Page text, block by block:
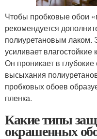
Чтобы пробковые обои
рекомендуется
полиуретановым лаком.
усиливает влагостойкие
Он проникает в
высыхания
пробковых обоев
пленка.
Какие типы
окрашенных